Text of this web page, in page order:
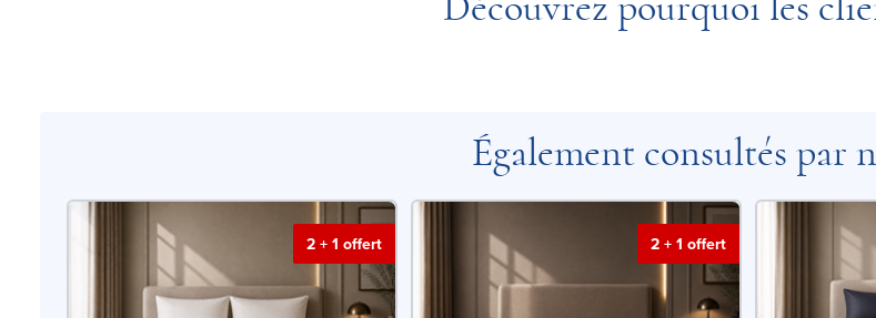
Également consultés par
2 + 1 offert 2 + 1 offert